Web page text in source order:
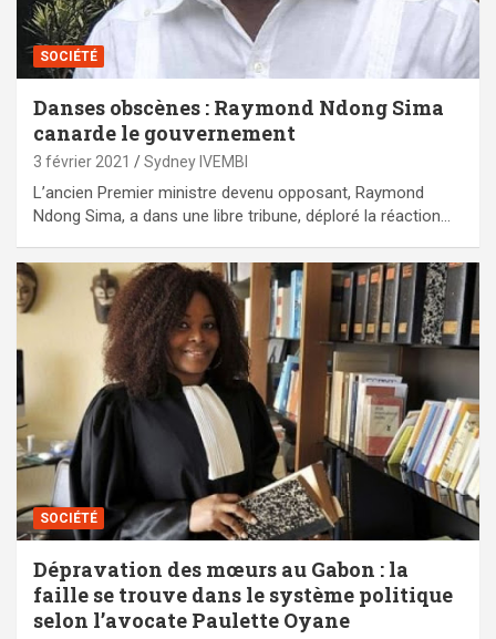
SOCIÉTÉ
Danses obscènes : Raymond Ndong Sima
canarde le gouvernement
3 février 2021 Sydney IVEMBI
L’ancien Premier ministre devenu opposant, Raymond
Ndong Sima, a dans une libre tribune, déploré la réaction…
SOCIÉTÉ
Dépravation des mœurs au Gabon : la
faille se trouve dans le système politique
selon l’avocate Paulette Oyane